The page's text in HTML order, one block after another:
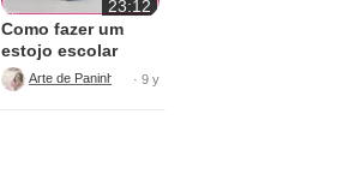
23:12
Como fazer um
estojo escolar
parecido com o da
Kipling , usando
· 9 y